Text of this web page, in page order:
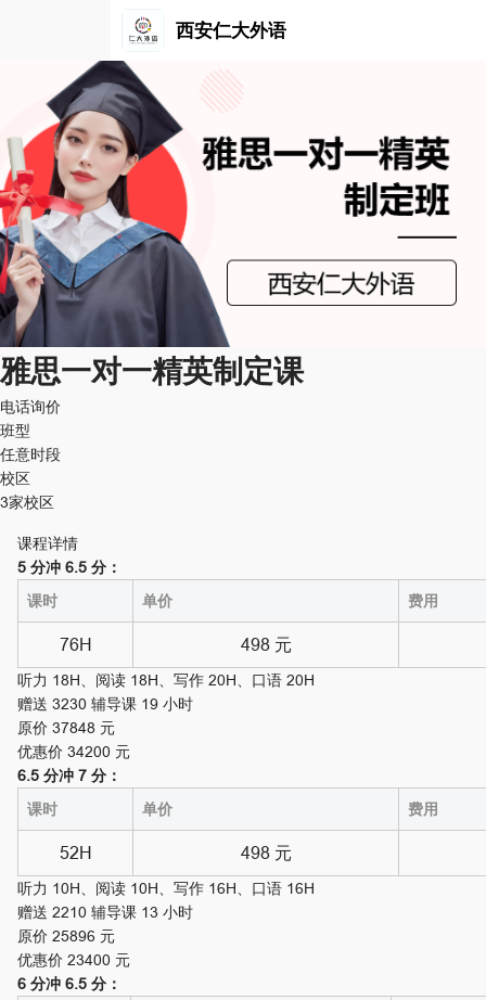
西安仁大外语
雅思一对一精英制定课
电话询价
班型
任意时段
校区
3家校区
课程详情
5 分冲 6.5 分：
课时
单价 费用
76H 498 元
听力 18H、阅读 18H、写作 20H、口语 20H
赠送 3230 辅导课 19 小时
原价 37848 元
优惠价 34200 元
6.5 分冲 7 分：
课时
单价 费用
52H 498 元
听力 10H、阅读 10H、写作 16H、口语 16H
赠送 2210 辅导课 13 小时
原价 25896 元
优惠价 23400 元
6 分冲 6.5 分：